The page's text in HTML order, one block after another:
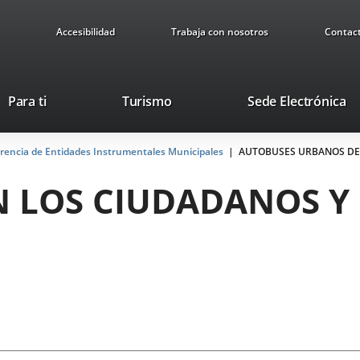
Accesibilidad Trabaja con nosotros
Para ti TurismoThis
will
open
a
pop-
Sede Electrónica
de Entidades Instrumentales Municipales AUTOBUSES URBANOS
LOS CIUDADANOS